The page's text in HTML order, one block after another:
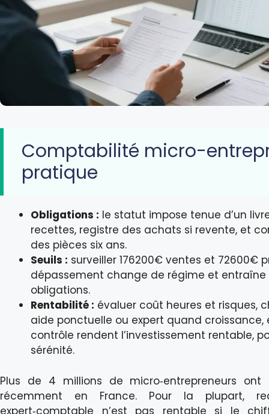
Comptabilité micro-
pratique
Obligations : le statut impose tenue d’un
recettes, registre des achats si revente, et
des pièces six ans.
Seuils : surveiller 176200€ ventes et 72600€
dépassement change de régime et entraîne
obligations.
Rentabilité : évaluer coût heures et risques,
aide ponctuelle ou expert quand croissance,
contrôle rendent l’investissement rentable,
sérénité.
Plus de 4 millions de micro‑entrepreneurs ont
récemment en France. Pour la plupart,
expert‑comptable n’est pas rentable si le